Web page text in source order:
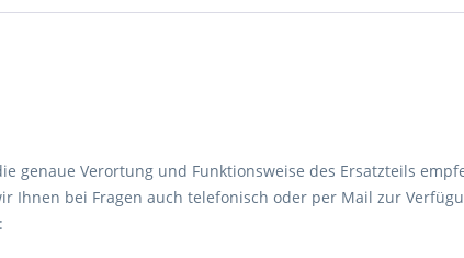
genaue Verortung und Funktionsweise des Ersatzteils
Ihnen bei Fragen auch telefonisch oder per Mail zur